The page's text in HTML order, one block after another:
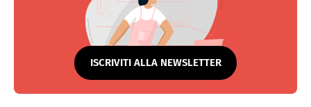
ISCRIVITI ALLA NEWSLETTER